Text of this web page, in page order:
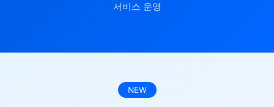
서비스 운영
NEW